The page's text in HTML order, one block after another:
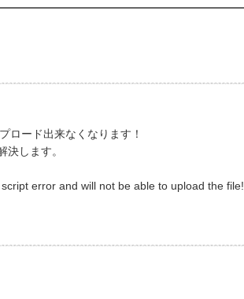
ロード出来なくなります！
します。
error and will not be able to upload the file!